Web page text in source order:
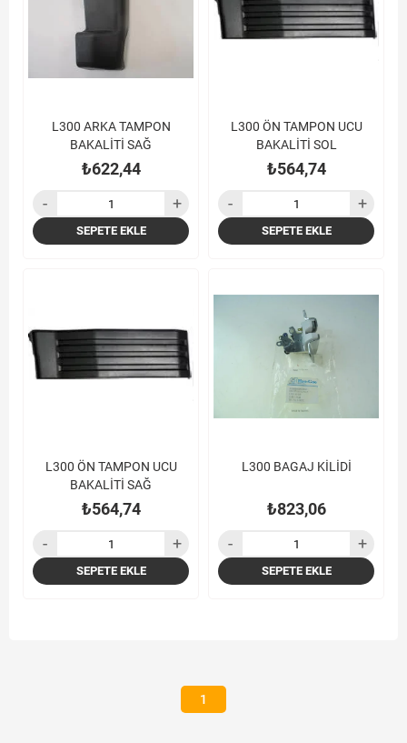
L300 ARKA TAMPON
BAKALİTİ SAĞ
₺622,44
SEPETE EKLE
L300 ÖN TAMPON UCU
BAKALİTİ SOL
₺564,74
SEPETE EKLE
L300 ÖN TAMPON UCU
BAKALİTİ SAĞ
₺564,74
SEPETE EKLE
L300 BAGAJ KİLİDİ
₺823,06
SEPETE EKLE
1